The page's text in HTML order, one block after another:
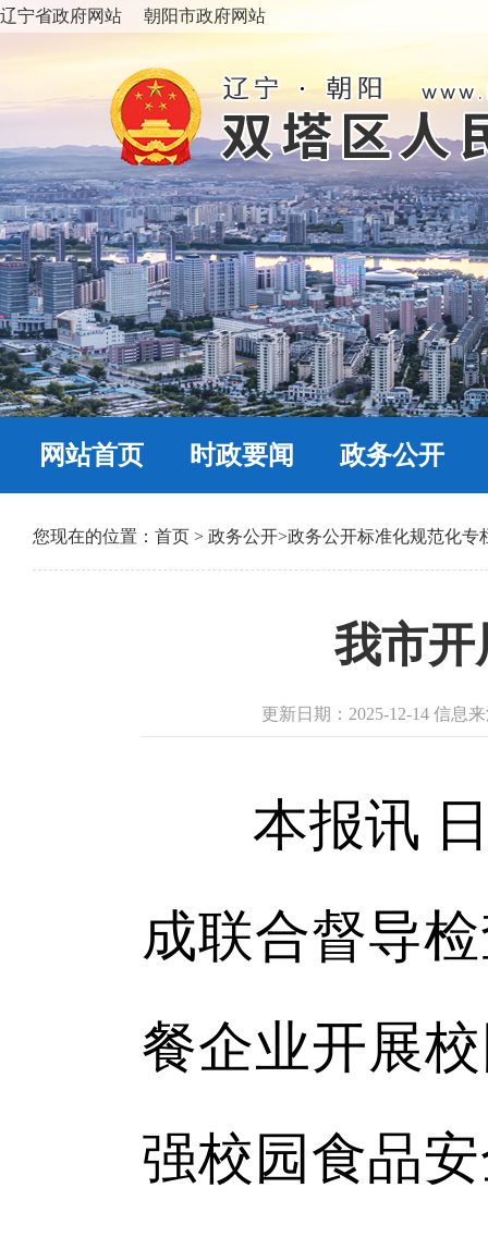
辽宁省政府网站 朝阳市政府网站
网站首页 时政要闻 政务公开
您现在的位置： 首页 > 政务公开>政务公开标准化规范化专
我市开
更新日期：2025-12-14 信息
本报讯 日
成联合督导
餐企业开展
强校园食品